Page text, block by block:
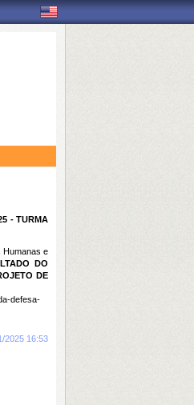
- TURMA
Humanas e
DO
DE
defesa-
2025 16:53